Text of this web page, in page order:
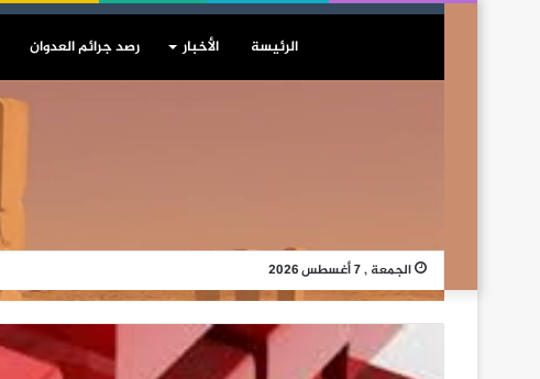
الرئيسة الأخبار رصد جرائم العدوان
الجمعة , 7 أغسطس 2026